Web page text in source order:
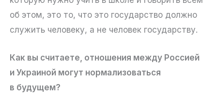
об этом, это то, что это государство должно
служить человеку, а не человек государству.
Как вы считаете, отношения между Россией
и Украиной могут нормализоваться
в будущем?